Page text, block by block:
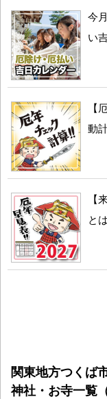
今
い
【
動
【
と
関東地方つくば
神社・お寺一覧